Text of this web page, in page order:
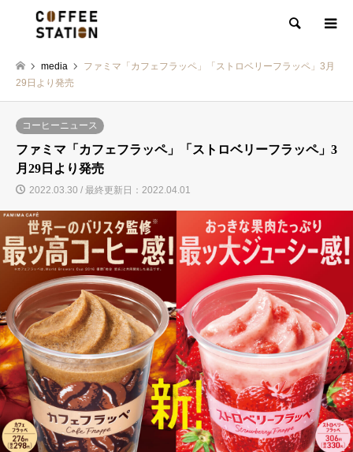
検索
media
ファミマ「カフェフラッペ」「ストロベリーフラッペ」3月
29日より発売
コーヒーニュース
ファミマ「カフェフラッペ」「ストロベリーフラッペ」3
月29日より発売
2022.03.30 / 最終更新日：2022.04.01